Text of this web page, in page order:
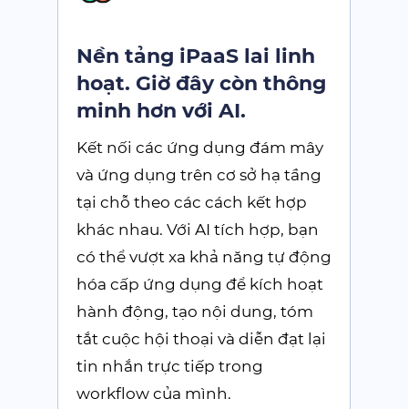
Nền tảng iPaaS lai linh
hoạt. Giờ đây còn thông
minh hơn với AI.
Kết nối các ứng dụng đám mây
và ứng dụng trên cơ sở hạ tầng
tại chỗ theo các cách kết hợp
khác nhau. Với AI tích hợp, bạn
có thể vượt xa khả năng tự động
hóa cấp ứng dụng để kích hoạt
hành động, tạo nội dung, tóm
tắt cuộc hội thoại và diễn đạt lại
tin nhắn trực tiếp trong
workflow của mình.